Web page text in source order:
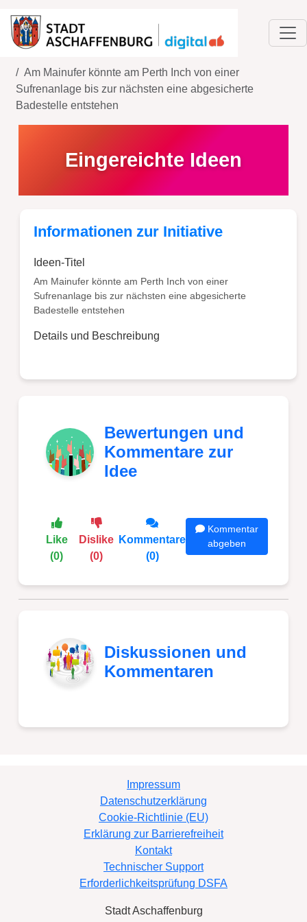
Am Mainufer könnte am Perth Inch von einer
Sufrenanlage bis zur nächsten eine abgesicherte
Badestelle entstehen
Eingereichte Ideen
Informationen zur Initiative
Ideen-Titel
Am Mainufer könnte am Perth Inch von einer
Sufrenanlage bis zur nächsten eine abgesicherte
Badestelle entstehen
Details und Beschreibung
Bewertungen und
Kommentare zur
Idee
Like
(0)
Dislike
(0)
Kommentare
(0)
Kommentar
abgeben
Diskussionen und
Kommentaren
Impressum
Datenschutzerklärung
Cookie-Richtlinie (EU)
Erklärung zur Barrierefreiheit
Kontakt
Technischer Support
Erforderlichkeitsprüfung DSFA
Stadt Aschaffenburg